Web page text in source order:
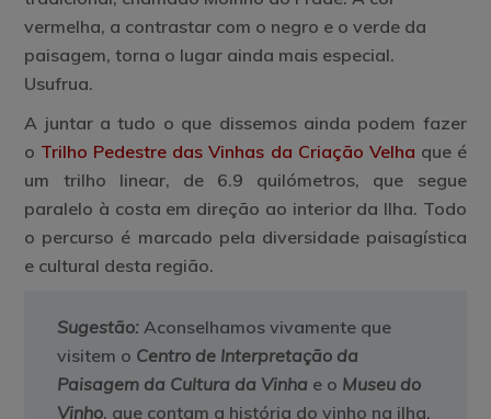
vermelha, a contrastar com o negro e o verde da
paisagem, torna o lugar ainda mais especial.
Usufrua.
A juntar a tudo o que dissemos ainda podem fazer
o Trilho Pedestre das Vinhas da Criação Velha que é
um trilho linear, de 6.9 quilómetros, que segue
paralelo à costa em direção ao interior da Ilha. Todo
o percurso é marcado pela diversidade paisagística
e cultural desta região.
Sugestão: Aconselhamos vivamente que
visitem o Centro de Interpretação da
Paisagem da Cultura da Vinha e o Museu do
Vinho, que contam a história do vinho na ilha,